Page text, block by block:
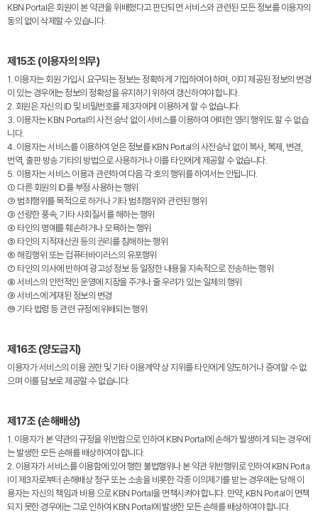
KBN Portal은 회원이 본 약관을 위배했다고 판단되면 서비스와 관련된 모든 정보를 이용자의
동의 없이 삭제할 수 있습니다.
제15조 (이용자의 의무)
1. 이용자는 회원 가입시 요구되는 정보는 정확하게 기입하여야 하며, 이미 제공된 정보의 변경
이 있는 경우에는 정보의 정확성을 유지하기 위하여 갱신하여야 합니다.
2. 회원은 자신의 ID 및 비밀번호를 제3자에게 이용하게 할 수 없습니다.
3. 이용자는 KBN Portal의 사전 승낙 없이 서비스를 이용하여 어떠한 영리 행위도 할 수 없습
니다.
4. 이용자는 서비스를 이용하여 얻은 정보를 KBN Portal의 사전승낙 없이 복사, 복제, 변경,
번역, 출판·방송 기타의 방법으로 사용하거나 이를 타인에게 제공할 수 없습니다.
5. 이용자는 서비스 이용과 관련하여 다음 각 호의 행위를 하여서는 안됩니다.
① 다른 회원의 ID를 부정 사용하는 행위
② 범죄행위를 목적으로 하거나 기타 범죄행위와 관련된 행위
③ 선량한 풍속, 기타 사회질서를 해하는 행위
④ 타인의 명예를 훼손하거나 모욕하는 행위
⑤ 타인의 지적재산권 등의 권리를 침해하는 행위
⑥ 해킹행위 또는 컴퓨터바이러스의 유포행위
⑦ 타인의 의사에 반하여 광고성 정보 등 일정한 내용을 지속적으로 전송하는 행위
⑧ 서비스의 안전적인 운영에 지장을 주거나 줄 우려가 있는 일체의 행위
⑨ 서비스에 게재된 정보의 변경
⑩ 기타 법령 등 관련 규정에 위배되는 행위
제16조 (양도금지)
이용자가 서비스의 이용 권한 및 기타 이용계약 상 지위를 타인에게 양도하거나 증여할 수 없
으며 이를 담보로 제공할 수 없습니다.
제17조 (손해배상)
1. 이용자가 본 약관의 규정을 위반함으로 인하여 KBN Portal에 손해가 발생하게 되는 경우에
는 발생한 모든 손해를 배상하여야 합니다.
2. 이용자가 서비스를 이용함에 있어 행한 불법행위나 본 약관 위반행위로 인하여 KBN Porta
l이 제3자로부터 손해배상 청구 또는 소송을 비롯한 각종 이의제기를 받는 경우에는 당해 이
용자는 자신의 책임과 비용 으로 KBN Portal을 면책시켜야 합니다. 만약, KBN Portal이 면책
되지 못한 경우에는 그로 인하여 KBN Portal에 발생한 모든 손해를 배상하여야 합니다.